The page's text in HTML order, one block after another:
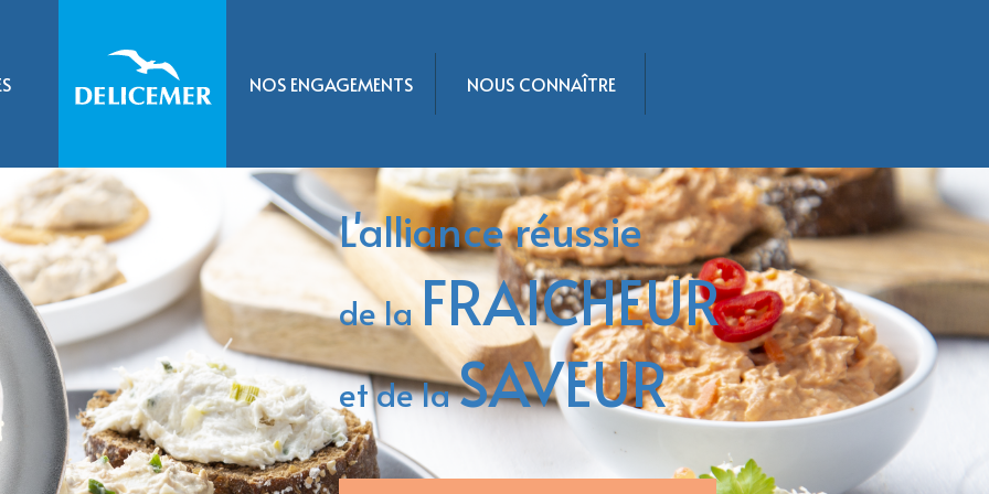
NOS ENGAGEMENTS NOUS CONNAÎTRE
L'alliance réussie
de laFRAICHEUR
et de laSAVEUR